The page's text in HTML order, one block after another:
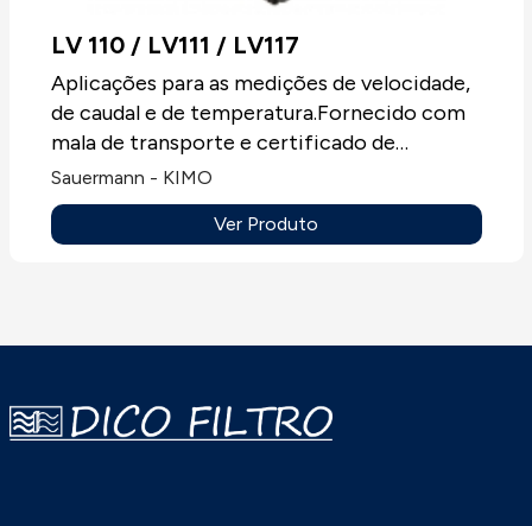
LV 110 / LV111 / LV117
Aplicações para as medições de velocidade,
de caudal e de temperatura.Fornecido com
mala de transporte e certificado de
calibração.Mostrador LCD de duas linhas.
Sauermann - KIMO
Ver Produto